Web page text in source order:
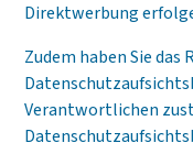
Direktwerbung
Zudem haben Sie das
Verantwortlichen